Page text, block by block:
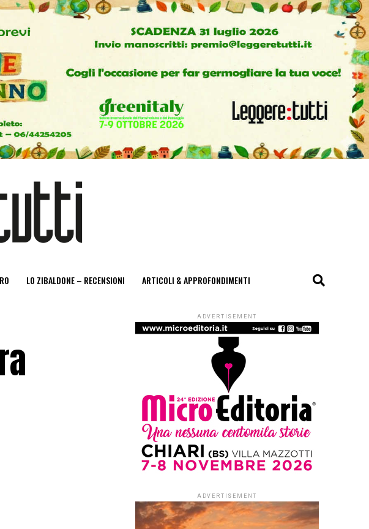
LO ZIBALDONE – RECENSIONI ARTICOLI & APPROFONDIMENTI
ADVERTISEMENT
ADVERTISEMENT